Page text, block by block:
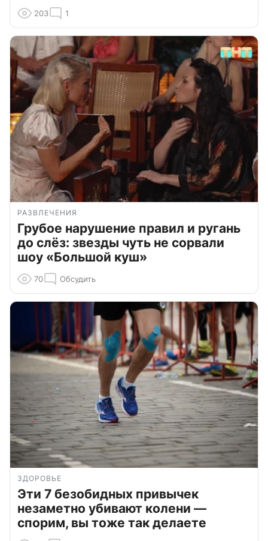
203 1
РАЗВЛЕЧЕНИЯ
Грубое нарушение правил и ругань
до слёз: звезды чуть не сорвали
шоу «Большой куш»
70 Обсудить
ЗДОРОВЬЕ
Эти 7 безобидных привычек
незаметно убивают колени —
спорим, вы тоже так делаете